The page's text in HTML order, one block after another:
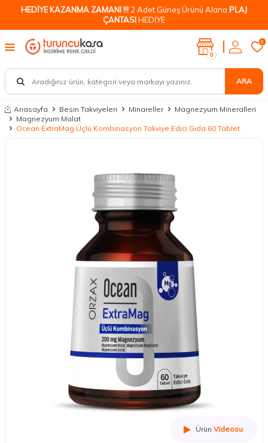
HEDİYE KAZANMA ZAMANI !!! 2 Adet Güneş Ürünü Alana PLAJ
ÇANTASIHEDİYE
ARA
0
0
Anasayfa Besin Takviyeleri Minareller
Magnezyum Mineralleri
Magnezyum Malat
Ocean ExtraMag Üçlü Kombinasyon Takviye Edici Gıda 60 Tablet
Ürün Videosu